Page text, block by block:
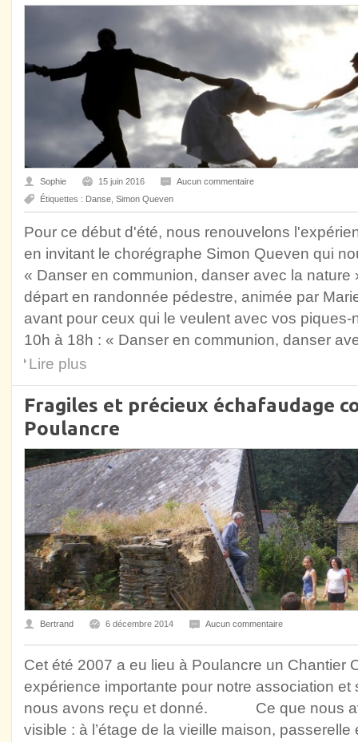
Sophie 15 juin 2016
Aucun commentaire
Étiquettes : Danse Simon Queven
Pour ce début d'été, nous renouvelons
en invitant le chorégraphe Simon Queven qui
« Danser en communion, danser avec la
départ en randonnée pédestre, animée par
avant pour ceux qui le veulent avec vos
10h à 18h : « Danser en communion, danser
Lire plus
Fragiles et précieux échafaudage
Poulancre
Bertrand 6 décembre 2014 Aucun commentaire
Cet été 2007 a eu lieu à Poulancre un Chantier
expérience importante pour notre association et
nous avons reçu et donné. Ce que nous
visible : à l’étage de la vieille maison,